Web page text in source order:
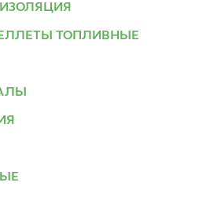
ТОПЛИВНЫЕ